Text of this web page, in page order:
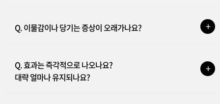
볼륨ㆍ스킨부스터
Q. 이물감이나 당기는 증상이 오래가나요?
Q. 효과는 즉각적으로 나오나요?
대략 얼마나 유지되나요?